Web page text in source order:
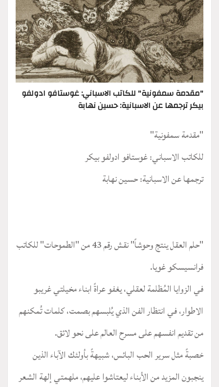
"مقدمة سمفونية" للكاتب الاسباني: غوستافو ادولفو
بيكر ترجمها عن الاسبانية: حسين نهابة
"مقدمة سمفونية"
للكاتب الاسباني: غوستافو ادولفو بيكر
ترجمها عن الاسبانية: حسين نهابة
"حلم العقل ينتج وحوشاً" نقش رقم 43 من "الطموحات" للكاتب
فرانسيسكو غويا.
في الزوايا المُظلمة لعقلي، يغفو عراةً ابناء مخيلتي غريبو
الاطوار، في انتظار الفن الذي يُلبسهم بصمت، كلمات تُمكنهم
من تقديم انفسهم على مسرح العالم على نحو لائق.
خصبةً مثل سرير الحب البائس، شبيهةً بأولئك الآباء الذين
ينجبون المزيد من الأبناء ليعتاشوا عليهم، ملهمتي إلهة الشعر